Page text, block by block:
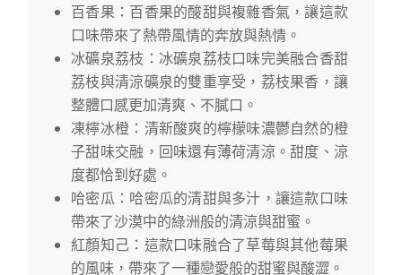
百香果：百香果的酸甜與複雜香氣，讓這款
口味帶來了熱帶風情的奔放與熱情。
冰礦泉荔枝：冰礦泉荔枝口味完美融合香甜
荔枝與清涼礦泉的雙重享受，荔枝果香，讓
整體口感更加清爽、不膩口。
凍檸冰橙：清新酸爽的檸檬味濃鬱自然的橙
子甜味交融，回味還有薄荷清涼。甜度、涼
度都恰到好處。
哈密瓜：哈密瓜的清甜與多汁，讓這款口味
帶來了沙漠中的綠洲般的清涼與甜蜜。
紅顏知己：這款口味融合了草莓與其他莓果
的風味，帶來了一種戀愛般的甜蜜與酸澀。